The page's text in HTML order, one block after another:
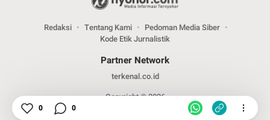
Redaksi Tentang Kami
Pedoman Media Siber
Kode Etik Jurnalistik
Partner Network
terkenal.co.id
Copyright © 2026
0 0